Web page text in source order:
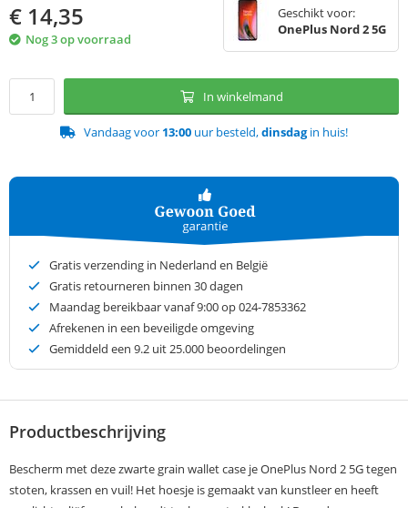
€ 14,35
Nog 3 op voorraad
Geschikt voor:
OnePlus Nord 2 5G
In winkelmand
Vandaag voor 13:00 uur besteld,dinsdagin huis!
Gratis verzending in Nederland en België
Gratis retourneren binnen 30 dagen
Maandag bereikbaar vanaf 9:00 op 024-7853362
Afrekenen in een beveiligde omgeving
Gemiddeld een 9.2 uit 25.000 beoordelingen
Productbeschrijving
Bescherm met deze zwarte grain wallet case je OnePlus Nord 2 5G tegen
stoten, krassen en vuil! Het hoesje is gemaakt van kunstleer en heeft